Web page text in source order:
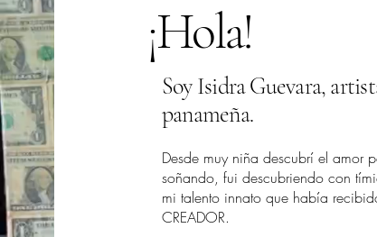
¡Hola!
Soy Isidra Guevara,
panameña.
Desde muy niña descubrí el amor
soñando, fui descubriendo con
mi talento innato que había
CREADOR.